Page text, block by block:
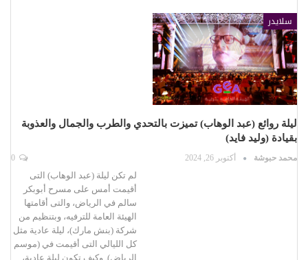
سلايدر
ليلة روائع (عبد الوهاب) تميزت بالتحدي والطرب والجمال والعذوبة
بقيادة (وليد فايد)
محمد حبوشة أكتوبر 26, 2024
لم تكن ليلة (عبد الوهاب) التى
أقيمت أمس على مسرح أبوبكر
سالم في الرياض، والتى أقامتها
الهيئة العامة للترفيه، وبتنظيم من
شركة (بنش مارك)، ليلة عادية مثل
كل الليالي التى أقيمت في (موسم
الرياض). وكيف تكون ليلة عادية،